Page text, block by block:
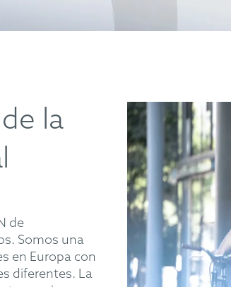
la
de
Somos una
en Europa con
diferentes. La